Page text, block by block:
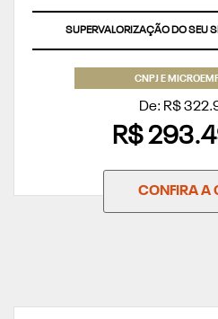
SUPERVALORIZAÇÃO DO SEU
CNPJ E
De: R$
R$
CONFIRA A